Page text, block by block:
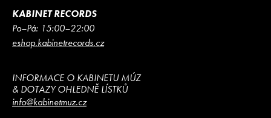
KABINET RECORDS
Po–Pá: 15:00–22:00
eshop.kabinetrecords.cz
INFORMACE O KABINETU MÚZ
& DOTAZY OHLEDNĚ LÍSTKŮ
info@kabinetmuz.cz